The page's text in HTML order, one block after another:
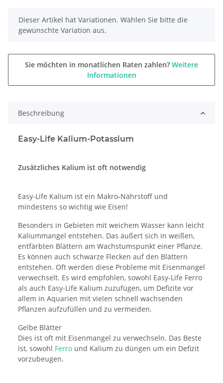
x
Dieser Artikel hat Variationen. Wählen Sie bitte die
gewünschte Variation aus.
Sie möchten in monatlichen Raten zahlen? Weitere
Informationen
Beschreibung
Easy-Life Kalium-Potassium
Zusätzliches Kalium ist oft notwendig
Easy-Life Kalium ist ein Makro-Nährstoff und
mindestens so wichtig wie Eisen!
Besonders in Gebieten mit weichem Wasser kann leicht
Kaliummangel entstehen. Das äußert sich in weißen,
entfärbten Blättern am Wachstumspunkt einer Pflanze.
Es können auch schwarze Flecken auf den Blättern
entstehen. Oft werden diese Probleme mit Eisenmangel
verwechselt. Es wird empfohlen, sowohl Easy-Life Ferro
als auch Easy-Life Kalium zuzufügen, um Defizite vor
allem in Aquarien mit vielen schnell wachsenden
Pflanzen aufzufüllen und zu vermeiden.
Gelbe Blätter
Dies ist oft mit Eisenmangel zu verwechseln. Das Beste
ist, sowohl Ferro und Kalium zu düngen um ein Defizit
vorzubeugen.